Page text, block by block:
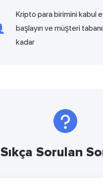
Kripto para birimini kabul
başlayın ve müşteri
kadar
Sıkça Sorulan